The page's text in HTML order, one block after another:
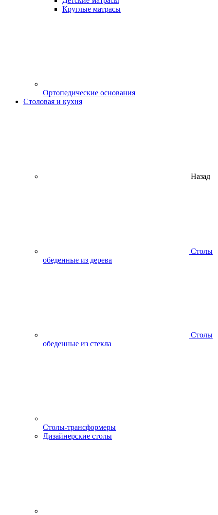
Круглые матрасы
Ортопедические основания
Столовая и кухня
Назад
Столы
обеденные из дерева
Столы
обеденные из стекла
Столы-трансформеры
Дизайнерские столы